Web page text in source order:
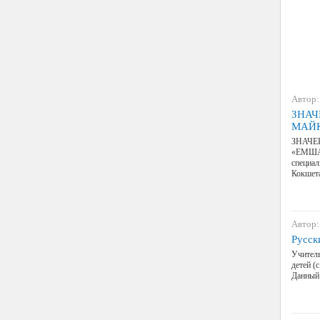
Автор:
Автор:
детей
Данный